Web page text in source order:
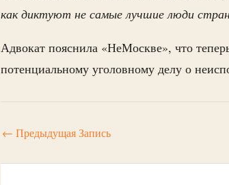
как диктуют не самые лучшие люди
Адвокат пояснила «НеМоскве», что
потенциальному уголовному делу о
← Предыдущая Запись